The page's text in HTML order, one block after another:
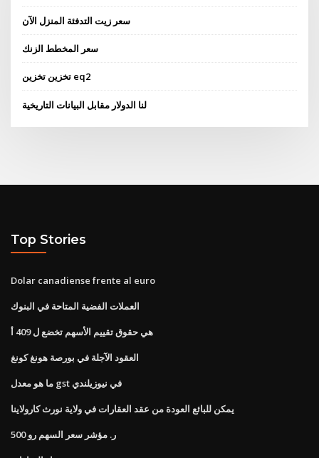
سعر زيت التدفئة المنزل الآن
سعر المخطط الزنك
تخزين تخزين eq2
لنا الدولار مقابل البيانات التاريخية
Top Stories
Dolar canadiense frente al euro
العملات الفضية المتاحة في البنوك
هي حقوق تقييم الأسهم تخضع ل 409 أ
العقود الآجلة في بورصة هونغ كونغ
ما هو معدل gst في نيوزيلندي
يمكن للبائع العودة من عقد العقارات في ولاية نورث كارولاينا
ر. مؤشر سعر السهم رو 500